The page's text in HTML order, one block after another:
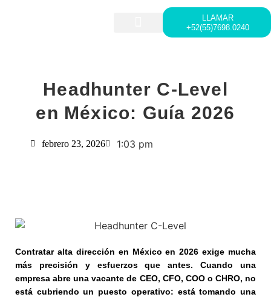
LLAMAR
+52(55)7698.0240
Headhunter C-Level
en México: Guía 2026
febrero 23, 2026 1:03 pm
Contratar alta dirección en México en 2026 exige mucha
más precisión y esfuerzos que antes. Cuando una
empresa abre una vacante de CEO, CFO, COO o CHRO, no
está cubriendo un puesto operativo: está tomando una